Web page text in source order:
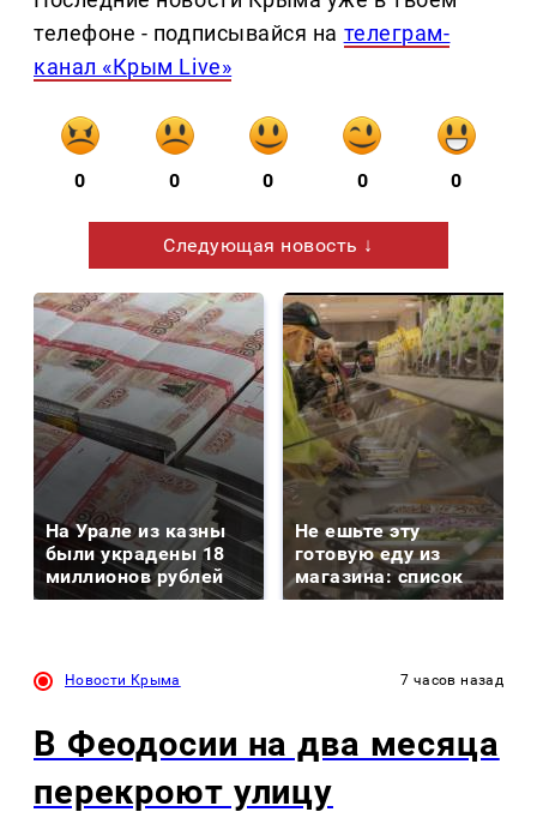
телефоне - подписывайся на телеграм-
канал «Крым Live»
0 0 0 0 0
Следующая новость ↓
На Урале из казны
были украдены 18
миллионов рублей
Не ешьте эту
готовую еду из
магазина: список
Новости Крыма 7 часов назад
В Феодосии на два месяца
перекроют улицу